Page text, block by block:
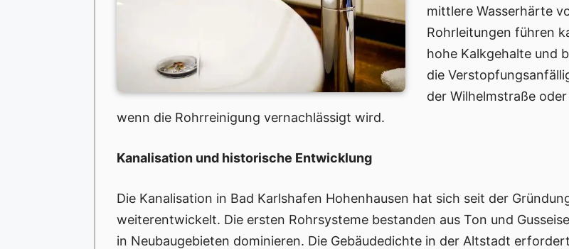
mittlere Wasserhärte
Rohrleitungen führen
hohe Kalkgehalte und
die
der Wilhelmstraße
wenn die Rohrreinigung vernachlässigt wird.
Kanalisation und historische Entwicklung
Die Kanalisation in Bad Karlshafen Hohenhausen hat sich seit der
weiterentwickelt. Die ersten Rohrsysteme bestanden aus Ton und
in Neubaugebieten dominieren. Die Gebäudedichte in der Altstadt